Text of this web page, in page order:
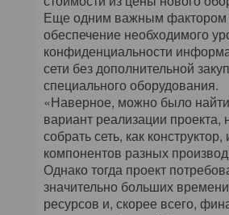
Еще одним важным фактором
обеспечение необходимого
конфиденциальности
сети без дополнительной
специального оборудования.
«Наверное, можно было
вариант реализации
собрать сеть, как конструктор,
компонентов разных
Однако тогда проект
значительно больших
ресурсов и, скорее всего,